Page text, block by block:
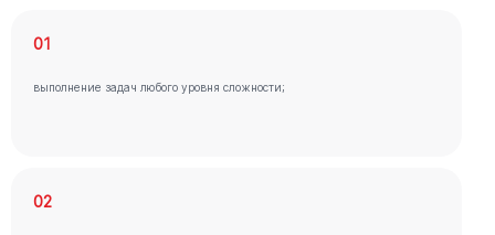
01
выполнение задач любого уровня сложности;
02